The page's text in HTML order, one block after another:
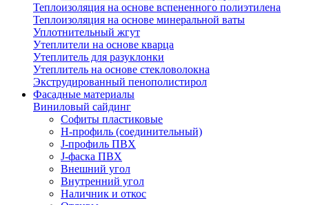
Теплоизоляция на основе вспененного полиэтилена
Теплоизоляция на основе минеральной ваты
Уплотнительный жгут
Утеплители на основе кварца
Утеплитель для разуклонки
Утеплитель на основе стекловолокна
Экструдированный пенополистирол
Фасадные материалы
Виниловый сайдинг
Cофиты пластиковые
H-профиль (соединительный)
J-профиль ПВХ
J-фаска ПВХ
Внешний угол
Внутренний угол
Наличник и откос